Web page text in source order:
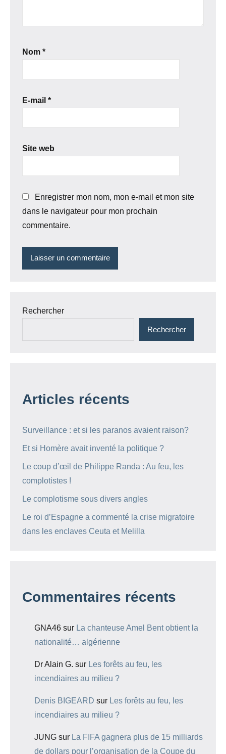
Nom *
E-mail *
Site web
Enregistrer mon nom, mon e-mail et mon site
dans le navigateur pour mon prochain
commentaire.
Rechercher
Rechercher
Articles récents
Surveillance : et si les paranos avaient raison?
Et si Homère avait inventé la politique ?
Le coup d’œil de Philippe Randa : Au feu, les
complotistes !
Le complotisme sous divers angles
Le roi d’Espagne a commenté la crise migratoire
dans les enclaves Ceuta et Melilla
Commentaires récents
GNA46 sur La chanteuse Amel Bent obtient la
nationalité… algérienne
Dr Alain G. sur Les forêts au feu, les
incendiaires au milieu ?
Denis BIGEARD sur Les forêts au feu, les
incendiaires au milieu ?
JUNG sur La FIFA gagnera plus de 15 milliards
de dollars pour l’organisation de la Coupe du